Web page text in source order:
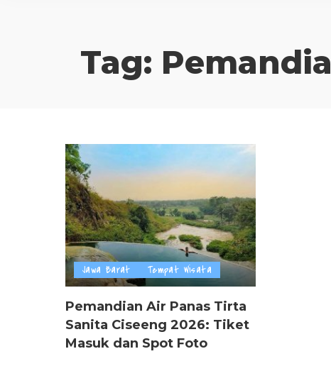
Tag:
Jawa Barat Tempat Wisata
Pemandian Air Panas Tirta
Sanita Ciseeng 2026: Tiket
Masuk dan Spot Foto